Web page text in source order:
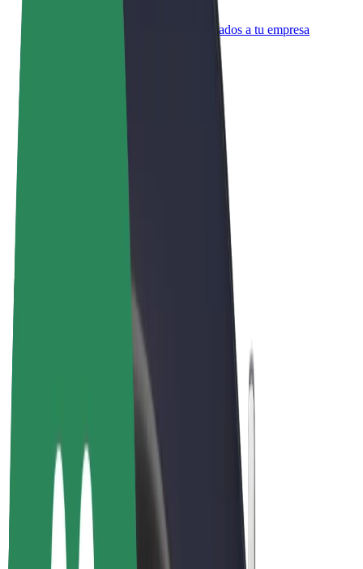
Bolt para empresas
Productos y servicios de Bolt adaptados a tu empresa
Bicis
Bolt Plus
Colabora con Bolt
Conductores